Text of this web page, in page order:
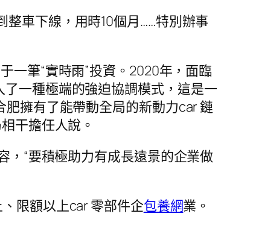
車下線，用時10個月……特別辦事
一筆“實時雨”投資。2020年，面臨
一種極端的強迫協調模式，這是一
擁有了能帶動全局的新動力car 鏈
干擔任人說。
，“要積極助力有成長遠景的企業做
限額以上car 零部件企包養網業。